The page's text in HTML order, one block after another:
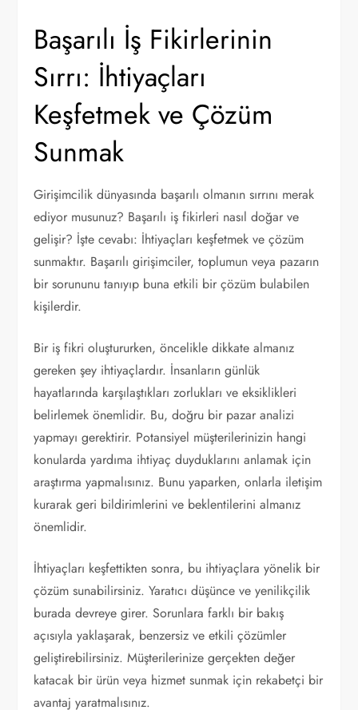
Başarılı İş Fikirlerinin
Sırrı: İhtiyaçları
Keşfetmek ve Çözüm
Sunmak
Girişimcilik dünyasında başarılı olmanın sırrını merak
ediyor musunuz? Başarılı iş fikirleri nasıl doğar ve
gelişir? İşte cevabı: İhtiyaçları keşfetmek ve çözüm
sunmaktır. Başarılı girişimciler, toplumun veya pazarın
bir sorununu tanıyıp buna etkili bir çözüm bulabilen
kişilerdir.
Bir iş fikri oluştururken, öncelikle dikkate almanız
gereken şey ihtiyaçlardır. İnsanların günlük
hayatlarında karşılaştıkları zorlukları ve eksiklikleri
belirlemek önemlidir. Bu, doğru bir pazar analizi
yapmayı gerektirir. Potansiyel müşterilerinizin hangi
konularda yardıma ihtiyaç duyduklarını anlamak için
araştırma yapmalısınız. Bunu yaparken, onlarla iletişim
kurarak geri bildirimlerini ve beklentilerini almanız
önemlidir.
İhtiyaçları keşfettikten sonra, bu ihtiyaçlara yönelik bir
çözüm sunabilirsiniz. Yaratıcı düşünce ve yenilikçilik
burada devreye girer. Sorunlara farklı bir bakış
açısıyla yaklaşarak, benzersiz ve etkili çözümler
geliştirebilirsiniz. Müşterilerinize gerçekten değer
katacak bir ürün veya hizmet sunmak için rekabetçi bir
avantaj yaratmalısınız.